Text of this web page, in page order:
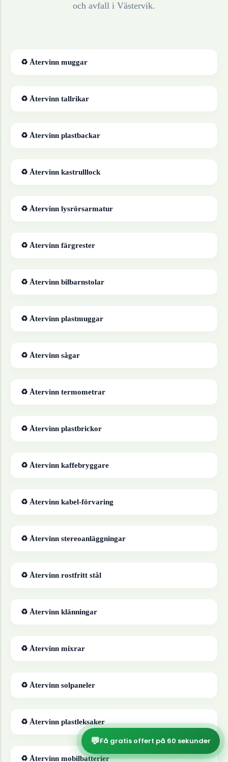
och avfall i Västervik.
♻ Återvinn muggar
♻ Återvinn tallrikar
♻ Återvinn plastbackar
♻ Återvinn kastrulllock
♻ Återvinn lysrörsarmatur
♻ Återvinn färgrester
♻ Återvinn bilbarnstolar
♻ Återvinn plastmuggar
♻ Återvinn sågar
♻ Återvinn termometrar
♻ Återvinn plastbrickor
♻ Återvinn kaffebryggare
♻ Återvinn kabel-förvaring
♻ Återvinn stereoanläggningar
♻ Återvinn rostfritt stål
♻ Återvinn klänningar
♻ Återvinn mixrar
♻ Återvinn solpaneler
♻ Återvinn plastleksaker
♻ Återvinn mobilbatterier
💬Få gratis offert på 60 sekunder